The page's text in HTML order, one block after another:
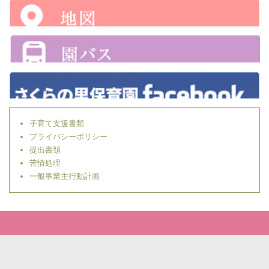
子育て支援書類
プライバシーポリシー
提出書類
苦情処理
一般事業主行動計画